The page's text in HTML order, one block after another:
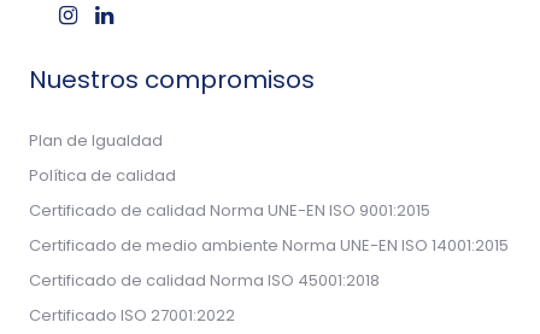
Nuestros compromisos
Plan de Igualdad
Política de calidad
Certificado de calidad Norma UNE-EN ISO 9001:2015
Certificado de medio ambiente Norma UNE-EN ISO 14001:2015
Certificado de calidad Norma ISO 45001:2018
Certificado ISO 27001:2022